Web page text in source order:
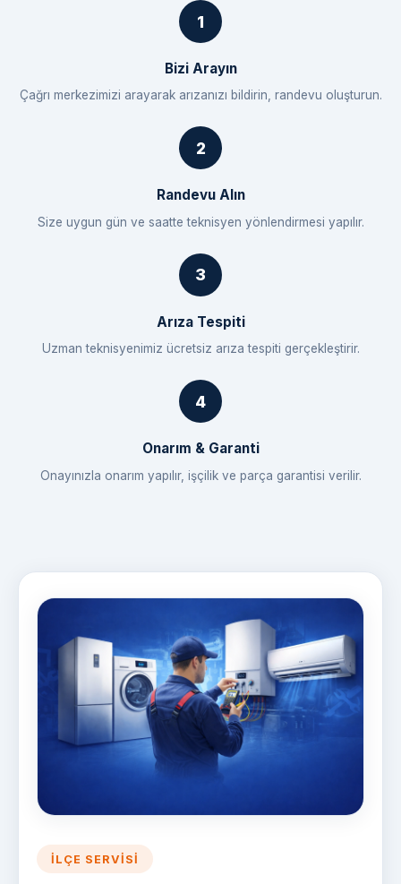
Bizi Arayın
Çağrı merkezimizi arayarak arızanızı bildirin, randevu oluşturun.
Randevu Alın
Size uygun gün ve saatte teknisyen yönlendirmesi yapılır.
Arıza Tespiti
Uzman teknisyenimiz ücretsiz arıza tespiti gerçekleştirir.
Onarım & Garanti
Onayınızla onarım yapılır, işçilik ve parça garantisi verilir.
İLÇE SERVISI